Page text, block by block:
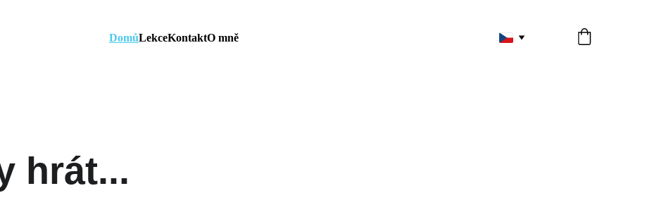
DomůLekceKontaktO mně
hrát...